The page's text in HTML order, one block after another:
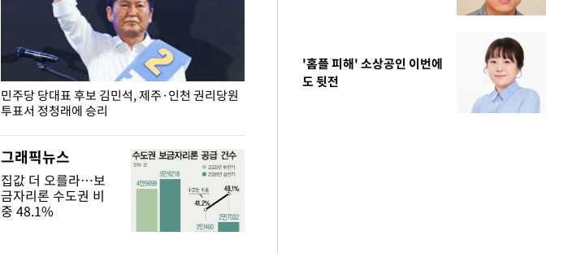
민주당 당대표 후보 김민석, 제주·인천 권리당원
투표서 정청래에 승리
무더위 잊는 도심형 여름 축제 '2026 서울 바캉스 용산어린이정원
그래픽뉴스
집값 더 오를라…보
금자리론 수도권 비
중 48.1%
'홈플 피해' 소상공인 이번에
도 뒷전